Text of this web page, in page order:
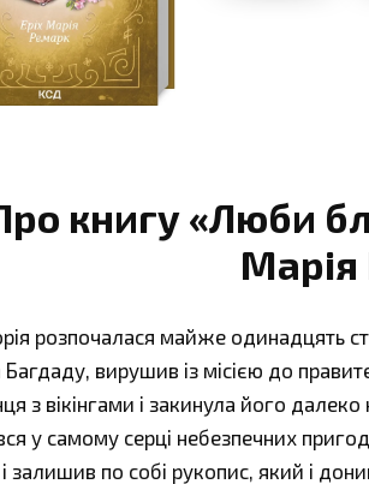
книгу «Люби
розпочалася майже одинадцять
Багдаду, вирушив із місією до
з вікінгами і закинула його
у самому серці небезпечних
залишив по собі рукопис, який і